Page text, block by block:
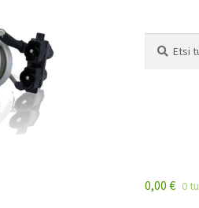
0,00 € 0